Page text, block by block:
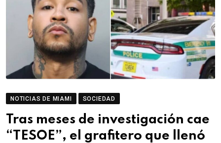
NOTICIAS DE MIAMI SOCIEDAD
Tras meses de investigación cae
“TESOE”, el grafitero que llenó